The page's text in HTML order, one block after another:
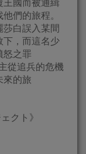
王國而被通緝
們的旅程。
莎白誤入某間
下，而這名少
怒之罪
從追兵的危機
來的旅
クト》